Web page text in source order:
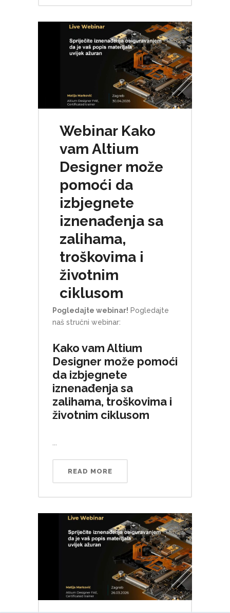
Webinar Kako
vam Altium
Designer može
pomoći da
izbjegnete
iznenađenja sa
zalihama,
troškovima i
životnim
ciklusom
Pogledajte webinar! Pogledajte
naš stručni webinar:
Kako vam Altium
Designer može pomoći
da izbjegnete
iznenađenja sa
zalihama, troškovima i
životnim ciklusom
READ MORE